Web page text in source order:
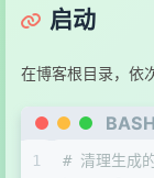
启动
在博客根目录，依
BASH
1
# 清理生成